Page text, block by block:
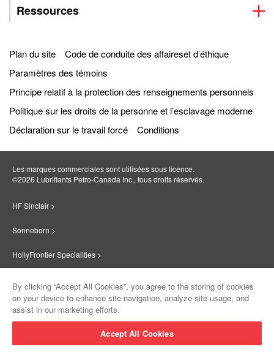
Ressources
Plan du site
Code de conduite des affaireset d’éthique
Paramètres des témoins
Principe relatif à la protection des renseignements personnels
Politique sur les droits de la personne et l’esclavage moderne
Déclaration sur le travail forcé
Conditions
Les marques commerciales sont utilisées sous licence.
©2026 Lubrifiants Petro‐Canada Inc., tous droits réservés.
HF Sinclair >
Sonneborn >
HollyFrontier Specialities >
Suniso >
By clicking “Accept All Cookies”, you agree to the storing of cookies
on your device to enhance site navigation, analyze site usage, and
assist in our marketing efforts.
Accept All Cookies